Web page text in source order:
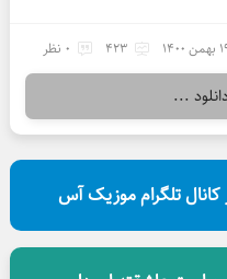
1400
423 0 نظر
...
تلگرام موزیک آس